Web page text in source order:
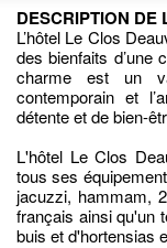
DESCRIPTION DE
L’hôtel Le Clos
des bienfaits d’une
charme est un
contemporain et
détente et de bien-
L'hôtel Le Clos
tous ses
jacuzzi, hammam,
français ainsi qu'un
buis et d'hortensias